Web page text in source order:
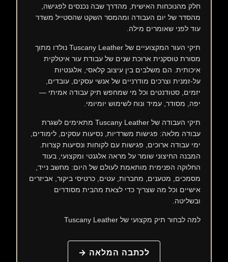
חלק מהנוכחות האישית, מהדרך שבה נכנסים לפגישה,
מהסדר של יום העבודה ומהמסר השקט שהסטייל משדר
עוד לפני שאומרים מילה.
תיקי העור המקצועיים של Tuscany Leather נולדו מתוך
מסורת טוסקנית ארוכת שנים של עבודת עור איטלקית
איכותית. הם משלבים בין עיצוב קלאסי, אלגנטיות
על-זמנית וצרכים מודרניים של אנשי עסקים, עובדים,
יזמים, סטודנטים וכל מי שמחפש תיק עבודה אמיתי —
יפה, מסודר, עמיד ונוח לשימוש יומיומי.
תיקי העבודה של Tuscany Leather מתאימים לשגרת
עבודה מלאה: פגישות משרדיות, נסיעות עסקים, לימודים,
ימי עבודה ארוכים, פגישות עם לקוחות ונסיעות קצרות.
המבנה החיצוני שומר על מראה אלגנטי ומקצועי, בעוד
החלוקה הפנימית מותאמת לעולם של היום: מחשב נייד,
מסמכים, מטענים, מחברות, עטים, כרטיסי ביקור, אביזרים
אישיים וכל מה שצריך כדי לצאת מהבית מסודרים
ובשליטה.
למה לבחור תיק מקצועי של Tuscany Leather
לכתבה המלאה →